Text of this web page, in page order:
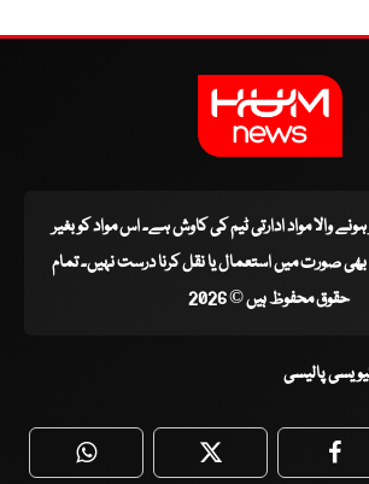
ہونے والا مواد ادارتی ٹیم کی کاوش ہے۔ اس مواد کو بغیر
صورت میں استعمال یا نقل کرنا درست نہیں۔ تمام
حقوق محفوظ ہیں © 2026
پالیسی
WhatsApp Twitter